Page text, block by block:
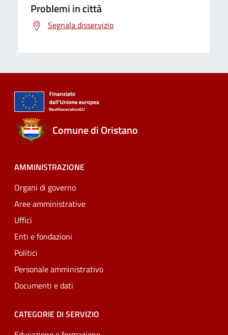
Problemi in città
Segnala disservizio
Comune di Oristano
AMMINISTRAZIONE
Organi di governo
Aree amministrative
Uffici
Enti e fondazioni
Politici
Personale amministrativo
Documenti e dati
CATEGORIE DI SERVIZIO